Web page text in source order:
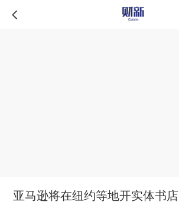
亚马逊将在纽约等地开实体书店